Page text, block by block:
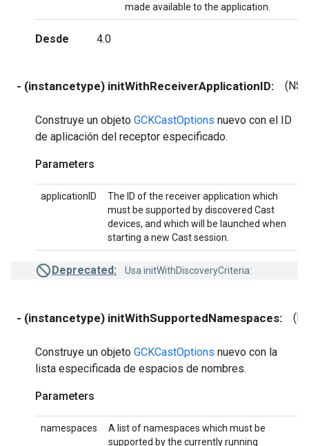
made available to the application.
Desde 4.0
- (instancetype) initWithReceiverApplicationID:
Construye un objeto GCKCastOptions nuevo con el ID
de aplicación del receptor especificado.
Parameters
applicationID
The ID of the receiver application which
must be supported by discovered Cast
devices, and which will be launched when
starting a new Cast session.
Deprecated: Usa initWithDiscoveryCriteria:
- (instancetype) initWithSupportedNamespaces:
Construye un objeto GCKCastOptions nuevo con la
lista especificada de espacios de nombres.
Parameters
namespaces
A list of namespaces which must be
supported by the currently running